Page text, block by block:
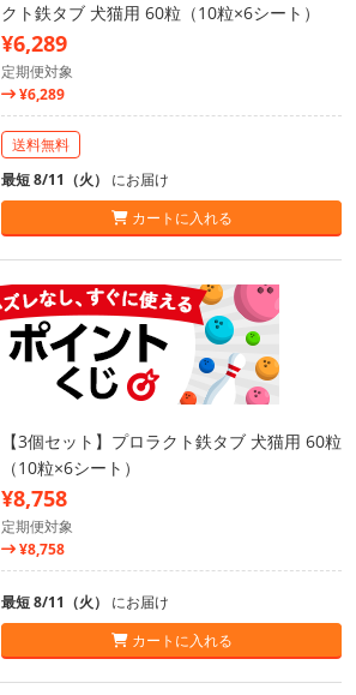
クト鉄タブ 犬猫用 60粒（10粒×6シート）
¥6,289
定期便対象
¥6,289
送料無料
最短 8/11（火） にお届け
カートに入れる
【3個セット】プロラクト鉄タブ 犬猫用 60粒
（10粒×6シート）
¥8,758
定期便対象
¥8,758
最短 8/11（火） にお届け
カートに入れる